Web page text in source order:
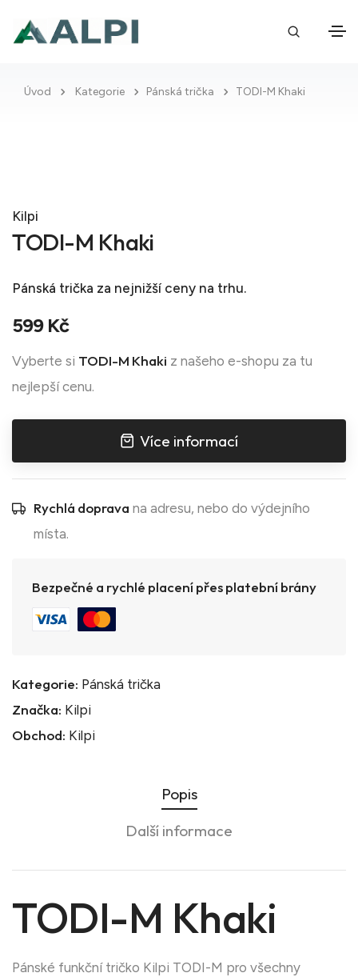
Úvod Kategorie Pánská trička TODI-M Khaki
Kilpi
TODI-M Khaki
Pánská trička za nejnižší ceny na trhu.
599 Kč
Vyberte si TODI-M Khaki z našeho e-shopu za tu
nejlepší cenu.
Více informací
Rychlá doprava na adresu, nebo do výdejního
místa.
Bezpečné a rychlé placení přes platební brány
Kategorie: Pánská trička
Značka: Kilpi
Obchod: Kilpi
Popis
Další informace
TODI-M Khaki
Pánské funkční tričko Kilpi TODI-M pro všechny